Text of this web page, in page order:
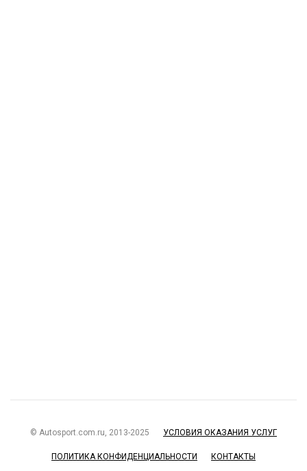
© Autosport.com.ru, 2013-2025 УСЛОВИЯ ОКАЗАНИЯ УСЛУГ
ПОЛИТИКА КОНФИДЕНЦИАЛЬНОСТИ КОНТАКТЫ